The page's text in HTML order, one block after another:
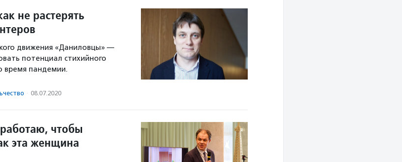
не растерять
движения «Даниловцы» —
потенциал стихийного
время пандемии.
· 08.07.2020
чтобы
эта женщина